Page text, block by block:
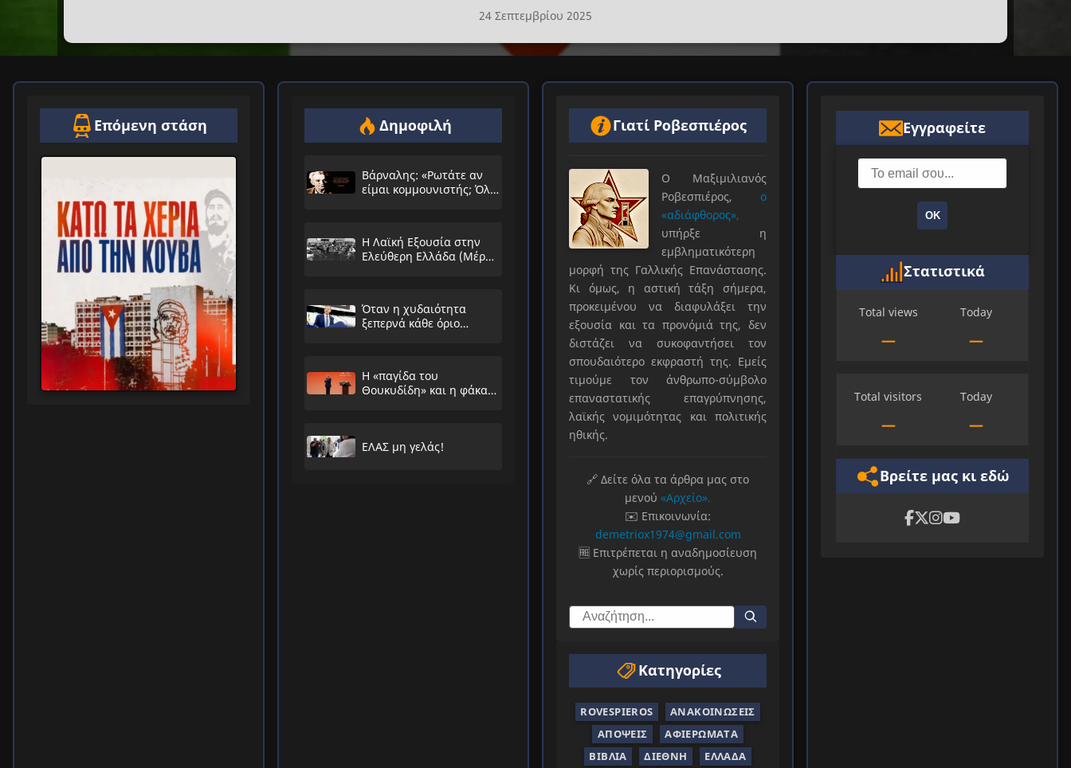
24 Σεπτεμβρίου 2025
Επόμενη στάση Δημοφιλή
Βάρναλης: «Ρωτάτε αν
είμαι κομμουνιστής; Όλο
Η Λαϊκή Εξουσία στην
Ελεύθερη Ελλάδα (Μέρος
Όταν η χυδαιότητα
ξεπερνά κάθε όριο…
Η «παγίδα του
Θουκυδίδη» και η φάκα
ΕΛΑΣ μη γελάς!
Γιατί Ροβεσπιέρος
Ο Μαξιμιλιανός
Ροβεσπιέρος, ο
«αδιάφθορος»,
υπήρξε η
εμβληματικότερη
μορφή της Γαλλικής Επανάστασης.
Κι όμως, η αστική τάξη σήμερα,
προκειμένου να διαφυλάξει την
εξουσία και τα προνόμιά της, δεν
διστάζει να συκοφαντήσει τον
σπουδαιότερο εκφραστή της. Εμείς
τιμούμε τον άνθρωπο-σύμβολο
επαναστατικής επαγρύπνησης,
λαϊκής νομιμότητας και πολιτικής
ηθικής.
🔗 Δείτε όλα τα άρθρα μας στο
μενού «Αρχείο».
✉️ Επικοινωνία:
demetriox1974@gmail.com
🆓 Επιτρέπεται η αναδημοσίευση
χωρίς περιορισμούς.
Κατηγορίες
ROVESPIEROS
ΑΝΑΚΟΙΝΏΣΕΙΣ
ΑΠΌΨΕΙΣ
ΑΦΙΕΡΏΜΑΤΑ
ΒΙΒΛΊΑ
ΔΙΕΘΝΉ ΕΛΛΆΔΑ
Εγγραφείτε
ΟΚ
Στατιστικά
Total views
—
Today
—
Total visitors
—
Today
—
Βρείτε μας κι εδώ